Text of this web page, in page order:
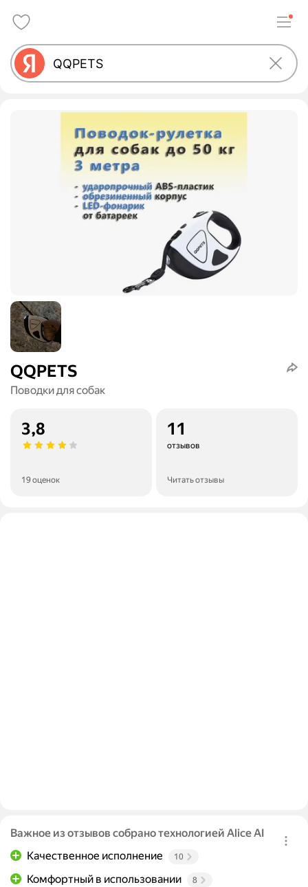
QQPETS
Поводки для собак
3,8
19 оценок
11
отзывов
Читать отзывы
Важное из отзывов собрано технологией Alice AI
Качественное исполнение
10
Комфортный в использовании 8